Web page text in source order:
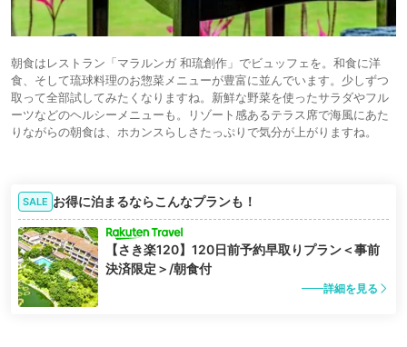
朝食はレストラン「マラルンガ 和琉創作」でビュッフェを。和食に洋
食、そして琉球料理のお惣菜メニューが豊富に並んでいます。少しずつ
取って全部試してみたくなりますね。新鮮な野菜を使ったサラダやフル
ーツなどのヘルシーメニューも。リゾート感あるテラス席で海風にあた
りながらの朝食は、ホカンスらしさたっぷりで気分が上がりますね。
SALE お得に泊まるならこんなプランも！
【さき楽120】120日前予約早取りプラン＜事前
決済限定＞/朝食付
詳細を見る